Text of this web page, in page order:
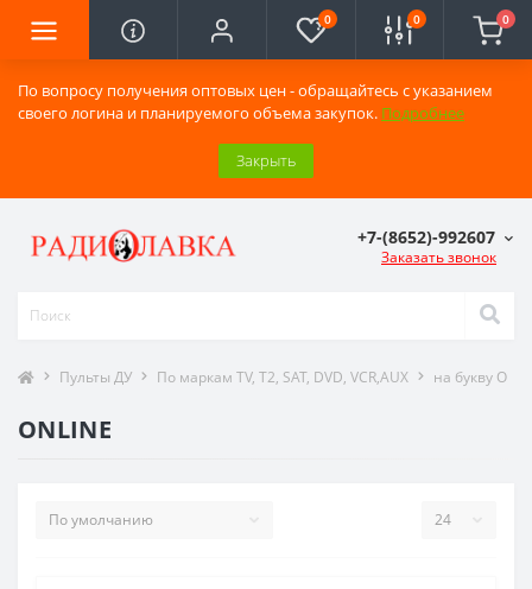
По вопросу получения оптовых цен - обращайтесь с указанием
своего логина и планируемого объема закупок. Подробнее
Закрыть
0 0 0
+7-(8652)-992607
Заказать звонок
Пульты ДУ По маркам TV, T2, SAT, DVD, VCR,AUX на букву O
ONLINE